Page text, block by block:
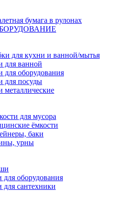
бумага в рулонах
для кухни и ванной/мытья
для ванной
для оборудования
для посуды
металлические
для мусора
ёмкости
баки
урны
оборудования
сантехники